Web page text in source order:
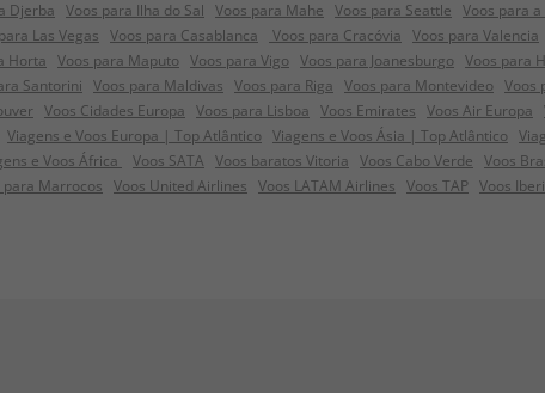
Djerba Voos para Ilha do Sal Voos para Mahe Voos para Seattle Voos para
Las Vegas Voos para Casablanca Voos para Cracóvia Voos para Valencia
Horta Voos para Maputo Voos para Vigo Voos para Joanesburgo Voos para
Santorini Voos para Maldivas Voos para Riga Voos para Montevideo Voos
Voos Cidades Europa Voos para Lisboa Voos Emirates Voos Air Europa
Viagens e Voos Europa | Top Atlântico Viagens e Voos Ásia | Top Atlântico
e Voos África Voos SATA Voos baratos Vitoria Voos Cabo Verde Voos
para Marrocos Voos United Airlines Voos LATAM Airlines Voos TAP Voos